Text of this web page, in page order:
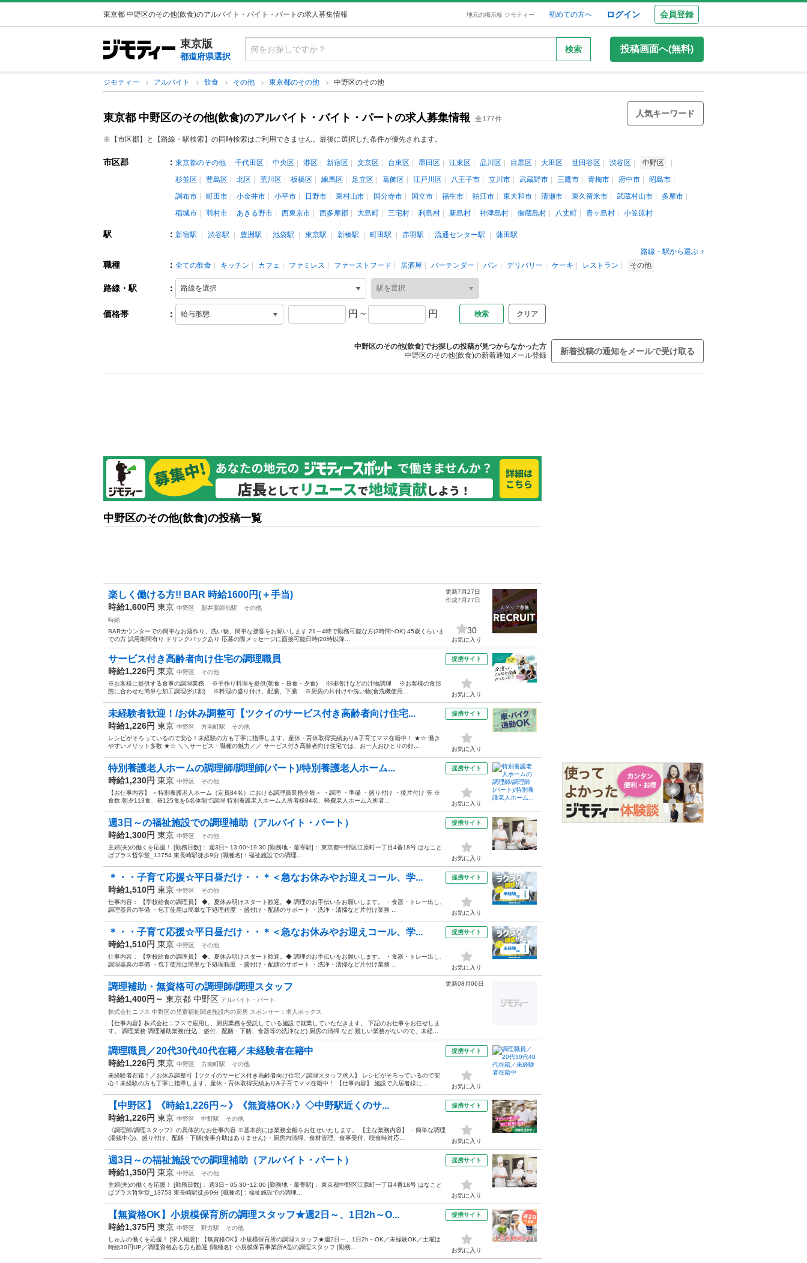
東京都 中野区のその他(飲食)のアルバイト・バイト・パートの求人募集情報 地元の掲示板 ジモティー 初めての方へ ログイン 会員登録
東京版
都道府県選択
検索 投稿画面へ(無料)
ジモティー アルバイト 飲食 その他 東京都のその他 中野区のその他
東京都 中野区のその他(飲食)のアルバイト・バイト・パートの求人募集情報 全177件
人気キーワード
※【市区郡】と【路線・駅検索】の同時検索はご利用できません。最後に選択した条件が優先されます。
市区郡 ： 東京都のその他 千代田区 中央区 港区 新宿区 文京区 台東区 墨田区 江東区 品川区 目黒区 大田区 世田谷区 渋谷区
中野区
杉並区
豊島区 北区 荒川区 板橋区 練馬区 足立区 葛飾区 江戸川区 八王子市 立川市 武蔵野市 三鷹市 青梅市 府中市
昭島市
調布市
町田市 小金井市 小平市 日野市 東村山市 国分寺市 国立市 福生市 狛江市 東大和市 清瀬市 東久留米市 武蔵村山市
多摩市
稲城市
羽村市 あきる野市 西東京市 西多摩郡 大島町 三宅村 利島村 新島村 神津島村 御蔵島村 八丈町 青ヶ島村 小笠原村
駅 ： 新宿駅 渋谷駅 豊洲駅 池袋駅 東京駅 新橋駅 町田駅 赤羽駅 流通センター駅
蒲田駅
路線・駅から選ぶ
職種 ： 全ての飲食 キッチン カフェ ファミレス ファーストフード 居酒屋 バーテンダー パン デリバリー ケーキ レストラン その他
路線・駅 ：
価格帯 ： 円 ~ 円 クリア
中野区のその他(飲食)でお探しの投稿が見つからなかった方
中野区のその他(飲食)の新着通知メール登録
新着投稿の通知をメールで受け取る
中野区のその他(飲食)の投稿一覧
楽しく働ける方!! BAR 時給1600円(＋手当)
時給1,600円 東京 中野区 新井薬師前駅
その他
時給
BARカウンターでの簡単なお酒作り、洗い物、簡単な接客をお願いします 21～4時で勤務可能な方(3時間~OK) 45歳くらいま
での方 試用期間有り ドリンクバックあり 応募の際メッセージに面接可能日時(20時以降...
更新7月27日
作成7月27日
30
お気に入り
サービス付き高齢者向け住宅の調理職員
時給1,226円 東京 中野区
その他
※お客様に提供する食事の調理業務 ※手作り料理を提供(朝食・昼食・夕食) ※味噌汁などの汁物調理 ※お客様の食形
態に合わせた簡単な加工調理(約1割) ※料理の盛り付け、配膳、下膳 ※厨房の片付けや洗い物(食洗機使用...
提携サイト
お気に入り
未経験者歓迎！/お休み調整可【ツクイのサービス付き高齢者向け住宅...
時給1,226円 東京 中野区 方南町駅
その他
レシピがそろっているので安心！未経験の方も丁寧に指導します。産休・育休取得実績あり&子育てママ在籍中！ ★☆ 働き
やすいメリット多数 ★☆ ＼＼サービス・職種の魅力／／ サービス付き高齢者向け住宅では、お一人おひとりの好...
提携サイト
お気に入り
特別養護老人ホームの調理師/調理師(パート)/特別養護老人ホーム...
時給1,230円 東京 中野区
その他
【お仕事内容】 ＜特別養護老人ホーム（定員84名）における調理員業務全般＞ ・調理 ・準備 ・盛り付け ・後片付け 等 ※
食数:朝夕113食、昼125食を6名体制で調理 特別養護老人ホーム入所者様84名、軽費老人ホーム入所者...
提携サイト
お気に入り
週3日～の福祉施設での調理補助（アルバイト・パート）
時給1,300円 東京 中野区
その他
主婦(夫)の働くを応援！ [勤務日数]： 週3日~ 13:00~19:30 [勤務地・最寄駅]： 東京都中野区江原町一丁目4番18号 はなこと
ばプラス哲学堂_13754 東長崎駅徒歩9分 [職種名]：福祉施設での調理...
提携サイト
お気に入り
＊・・子育て応援☆平日昼だけ・・＊＜急なお休みやお迎えコール、学...
時給1,510円 東京 中野区
その他
仕事内容： 【学校給食の調理員】 ◆。夏休み明けスタート歓迎。◆ 調理のお手伝いをお願いします。 ・食器・トレー出し、
調理器具の準備 ・包丁使用は簡単な下処理程度 ・盛付け・配膳のサポート ・洗浄・清掃など片付け業務 ...
提携サイト
お気に入り
＊・・子育て応援☆平日昼だけ・・＊＜急なお休みやお迎えコール、学...
時給1,510円 東京 中野区
その他
仕事内容： 【学校給食の調理員】 ◆。夏休み明けスタート歓迎。◆ 調理のお手伝いをお願いします。 ・食器・トレー出し、
調理器具の準備 ・包丁使用は簡単な下処理程度 ・盛付け・配膳のサポート ・洗浄・清掃など片付け業務 ...
提携サイト
お気に入り
調理補助・無資格可の調理師/調理スタッフ
時給1,400円～ 東京都 中野区 アルバイト・パート
株式会社ニフス 中野区の児童福祉関連施設内の厨房 スポンサー：求人ボックス
【仕事内容】株式会社ニフスで雇用し、厨房業務を受託している施設で就業していただきます。 下記のお仕事をお任せしま
す。 調理業務 調理補助業務(仕込、盛付、配膳・下膳、食器等の洗浄など) 厨房の清掃 など 難しい業務がないので、未経...
更新08月06日
調理職員／20代30代40代在籍／未経験者在籍中
時給1,226円 東京 中野区 方南町駅
その他
未経験者在籍！／お休み調整可【ツクイのサービス付き高齢者向け住宅／調理スタッフ求人】 レシピがそろっているので安
心！未経験の方も丁寧に指導します。産休・育休取得実績あり&子育てママ在籍中！ 【仕事内容】 施設で入居者様に...
提携サイト
お気に入り
【中野区】《時給1,226円～》《無資格OK♪》◇中野駅近くのサ...
時給1,226円 東京 中野区 中野駅
その他
《調理師/調理スタッフ》の具体的なお仕事内容 ※基本的には業務全般をお任せいたします。 【主な業務内容】 ・簡単な調理
(湯銭中心)、盛り付け、配膳・下膳(食事介助はありません) ・厨房内清掃、食材管理、食事受付、喫食時対応...
提携サイト
お気に入り
週3日～の福祉施設での調理補助（アルバイト・パート）
時給1,350円 東京 中野区
その他
主婦(夫)の働くを応援！ [勤務日数]： 週3日~ 05:30~12:00 [勤務地・最寄駅]： 東京都中野区江原町一丁目4番18号 はなこと
ばプラス哲学堂_13753 東長崎駅徒歩9分 [職種名]：福祉施設での調理...
提携サイト
お気に入り
【無資格OK】小規模保育所の調理スタッフ★週2日～、1日2h～O...
時給1,375円 東京 中野区 野方駅
その他
しゅふの働くを応援！ [求人概要]: 【無資格OK】小規模保育所の調理スタッフ★週2日～、1日2h～OK／未経験OK／土曜は
時給30円UP／調理資格ある方も歓迎 [職種名]: 小規模保育事業所A型の調理スタッフ [勤務...
提携サイト
お気に入り